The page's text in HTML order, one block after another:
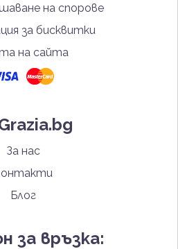
на спорове
за бисквитки
на сайта
За нас
Блог
за връзка: